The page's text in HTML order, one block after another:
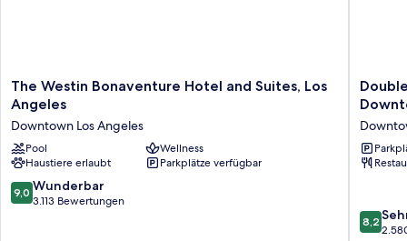
The
Westin
Bonaventure
Hotel
and
Suites,
Los
Angeles
The Westin Bonaventure Hotel and Suites, Los
Angeles
Downtown Los Angeles
Pool
Wellness
Haustiere erlaubt
Parkplätze verfügbar
9.0
von
9,0 Wunderbar
3.113 Bewertungen
by
Hotel
Los
Angeles
Los
Angeles
8.2
von
8,2